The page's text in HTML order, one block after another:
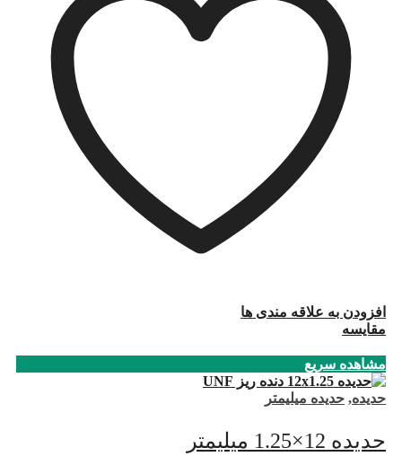
افزودن به علاقه مندی ها
مقایسه
مشاهده سریع
حدیده, حدیده میلیمتر
حدیده 12×1.25 میلیمتر